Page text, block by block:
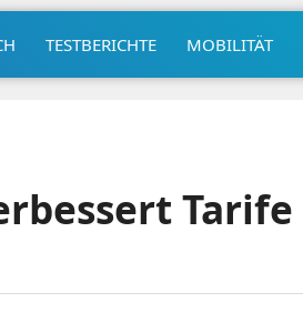
TESTBERICHTE MOBILITÄT
Tarife